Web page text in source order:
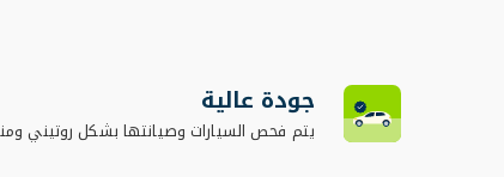
جودة عالية
يتم فحص السيارات وصيانتها بشكل روتيني